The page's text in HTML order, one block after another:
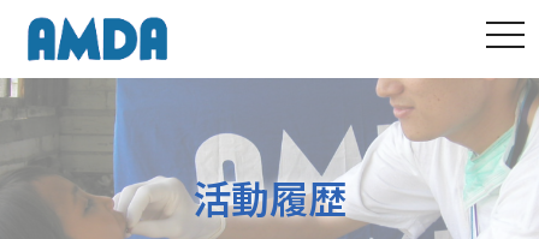
活動履歴